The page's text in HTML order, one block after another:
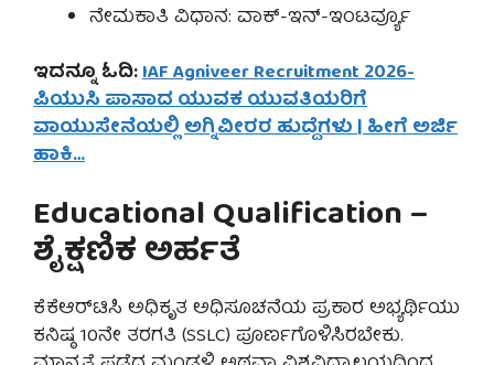
ನೇಮಕಾತಿ ವಿಧಾನ: ವಾಕ್-ಇನ್-ಇಂಟರ್ವ್ಯೂ
ಇದನ್ನೂ ಓದಿ:IAF Agniveer Recruitment 2026-
ಪಿಯುಸಿ ಪಾಸಾದ ಯುವಕ ಯುವತಿಯರಿಗೆ
ವಾಯುಸೇನೆಯಲ್ಲಿ ಅಗ್ನಿವೀರರ ಹುದ್ದೆಗಳು | ಹೀಗೆ ಅರ್ಜಿ
ಹಾಕಿ…
Educational Qualification –
ಶೈಕ್ಷಣಿಕ ಅರ್ಹತೆ
ಕೆಕೆಆರ್‌ಟಿಸಿ ಅಧಿಕೃತ ಅಧಿಸೂಚನೆಯ ಪ್ರಕಾರ ಅಭ್ಯರ್ಥಿಯು
ಕನಿಷ್ಠ 10ನೇ ತರಗತಿ (SSLC) ಪೂರ್ಣಗೊಳಿಸಿರಬೇಕು.